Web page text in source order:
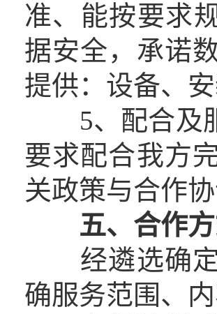
准、能按要求
据安全，承诺
提供：设备、
5、配合及服
要求配合我方
关政策与合作协
五、合作
经遴选确定
确服务范围、